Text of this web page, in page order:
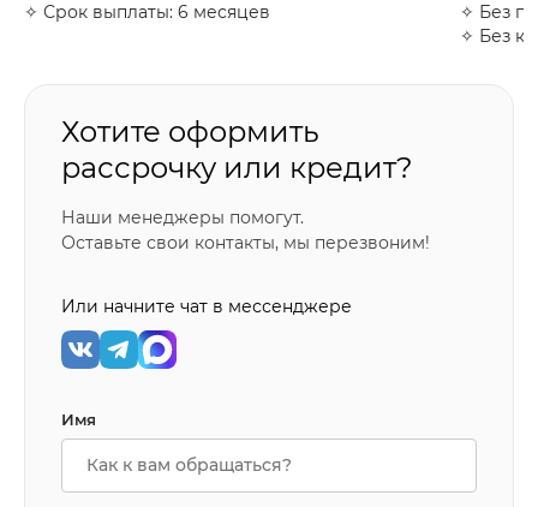
✧ Срок выплаты: 6 месяцев
✧ Без
✧ Без
✧ От 30
✧
Хотите оформить
рассрочку или кредит?
Наши менеджеры помогут.
Оставьте свои контакты, мы перезвоним!
Или начните чат в мессенджере
Имя